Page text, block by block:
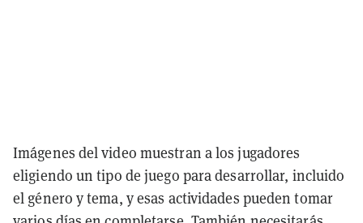
Imágenes del video muestran a los jugadores
eligiendo un tipo de juego para desarrollar, incluido
el género y tema, y esas actividades pueden tomar